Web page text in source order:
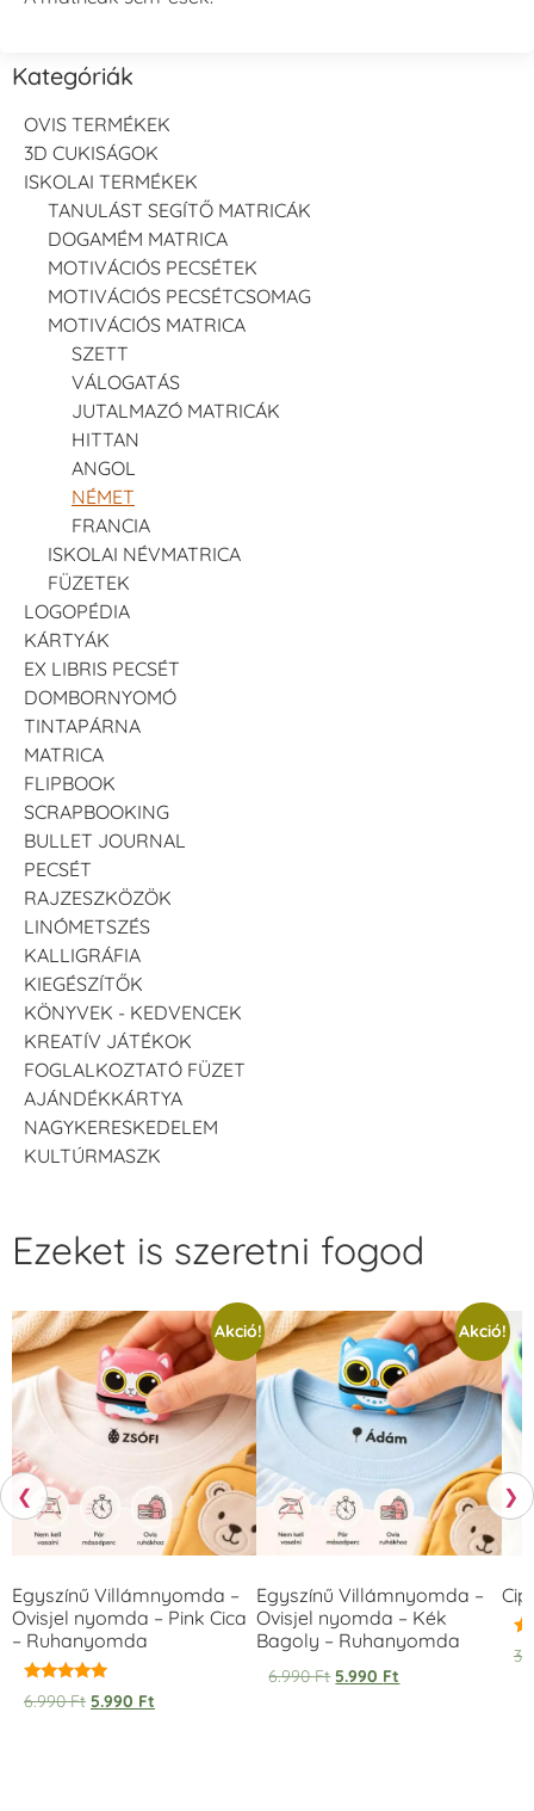
Kategóriák
OVIS TERMÉKEK
3D CUKISÁGOK
ISKOLAI TERMÉKEK
TANULÁST SEGÍTŐ MATRICÁK
DOGAMÉM MATRICA
MOTIVÁCIÓS PECSÉTEK
MOTIVÁCIÓS PECSÉTCSOMAG
MOTIVÁCIÓS MATRICA
SZETT
VÁLOGATÁS
JUTALMAZÓ MATRICÁK
HITTAN
ANGOL
NÉMET
FRANCIA
ISKOLAI NÉVMATRICA
FÜZETEK
LOGOPÉDIA
KÁRTYÁK
EX LIBRIS PECSÉT
DOMBORNYOMÓ
TINTAPÁRNA
MATRICA
FLIPBOOK
SCRAPBOOKING
BULLET JOURNAL
PECSÉT
RAJZESZKÖZÖK
LINÓMETSZÉS
KALLIGRÁFIA
KIEGÉSZÍTŐK
KÖNYVEK - KEDVENCEK
KREATÍV JÁTÉKOK
FOGLALKOZTATÓ FÜZET
AJÁNDÉKKÁRTYA
NAGYKERESKEDELEM
KULTÚRMASZK
❮
Ezeket is szeretni fogod
Akció!
Egyszínű Villámnyomda –
Ovisjel nyomda – Pink Cica
– Ruhanyomda
Értékelés:
5.00
6.990Ft 5.990 Ft
Akció!
Egyszínű Villámnyomda –
Ovisjel nyomda – Kék
Bagoly – Ruhanyomda
6.990Ft 5.990 Ft
❯